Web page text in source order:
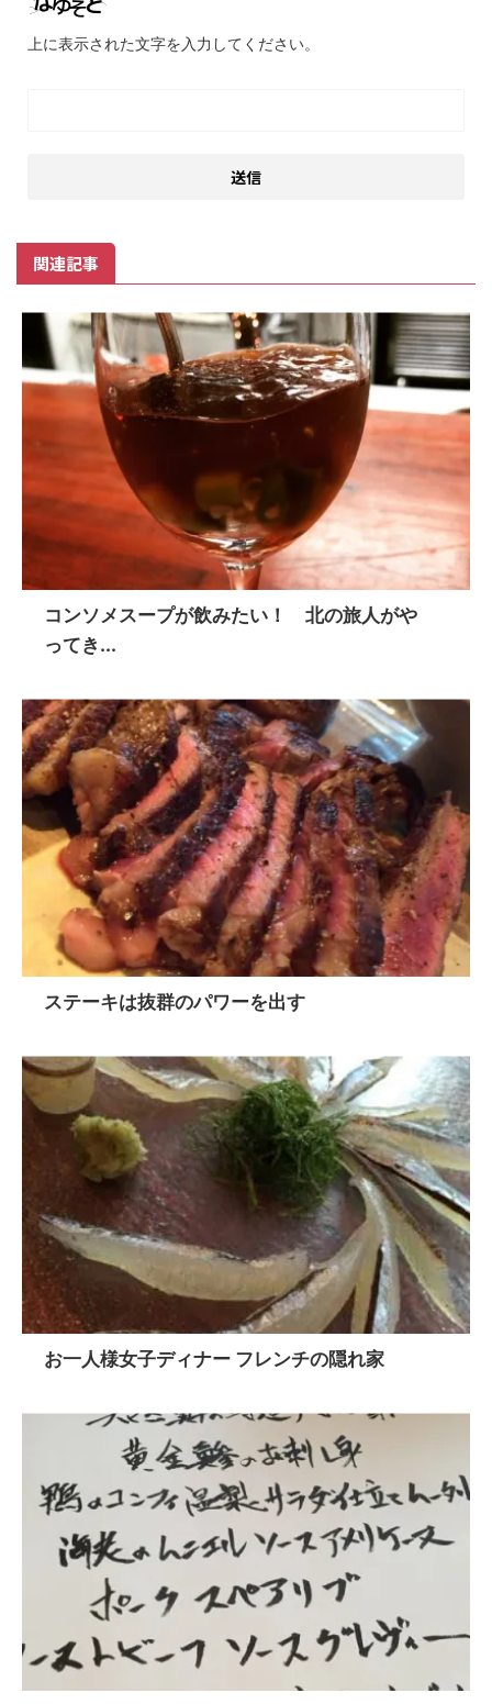
上に表示された文字を入力してください。
関連記事
コンソメスープが飲みたい！ 北の旅人がや
ってき...
ステーキは抜群のパワーを出す
お一人様女子ディナー フレンチの隠れ家